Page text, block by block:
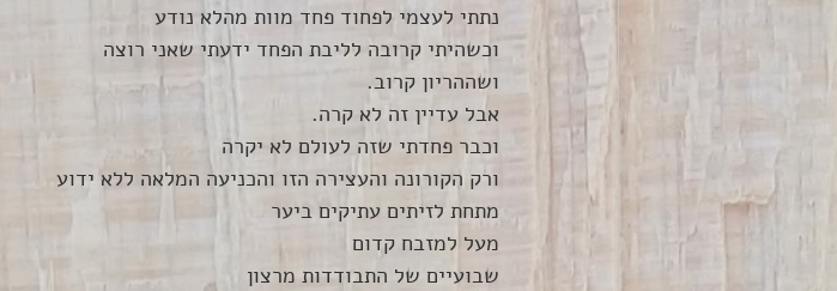
נתתי לעצמי לפחוד פחד מוות מהלא נודע
וכשהיתי קרובה לליבת הפחד ידעתי שאני רוצה
ושההריון קרוב.
אבל עדיין זה לא קרה.
וכבר פחדתי שזה לעולם לא יקרה
ורק הקורונה והעצירה הזו והכניעה המלאה ללא ידוע
מתחת לזיתים עתיקים ביער
מעל למזבח קדום
שבועיים של התבודדות מרצון